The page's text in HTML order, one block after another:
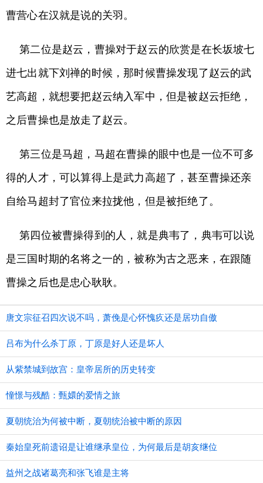
曹营心在汉就是说的关羽。
第二位是赵云，曹操对于赵云的欣赏是在长坂坡七
进七出就下刘禅的时候，那时候曹操发现了赵云的武
艺高超，就想要把赵云纳入军中，但是被赵云拒绝，
之后曹操也是放走了赵云。
第三位是马超，马超在曹操的眼中也是一位不可多
得的人才，可以算得上是武力高超了，甚至曹操还亲
自给马超封了官位来拉拢他，但是被拒绝了。
第四位被曹操得到的人，就是典韦了，典韦可以说
是三国时期的名将之一的，被称为古之恶来，在跟随
曹操之后也是忠心耿耿。
唐文宗征召四次说不吗，萧俛是心怀愧疚还是居功自傲
吕布为什么杀丁原，丁原是好人还是坏人
从紫禁城到故宫：皇帝居所的历史转变
憧憬与残酷：甄嬛的爱情之旅
夏朝统治为何被中断，夏朝统治被中断的原因
秦始皇死前遗诏是让谁继承皇位，为何最后是胡亥继位
益州之战诸葛亮和张飞谁是主将